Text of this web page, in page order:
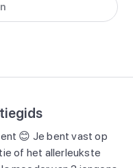
😊 Je bent vast op
of het allerleukste